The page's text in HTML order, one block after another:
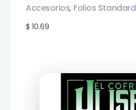
$ 10.69
Accesorios, Folios Standard